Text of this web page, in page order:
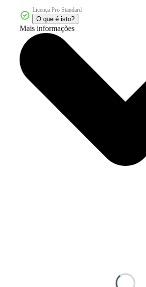
Licença Pro Standard
O que é isto?
Mais informações